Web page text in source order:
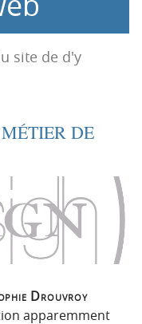
site de d'y
DE
Drouvroy